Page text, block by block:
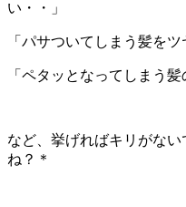
い・・」
「パサついてしまう髪を
「ペタッとなってしまう
など、挙げればキリがな
ね？＊